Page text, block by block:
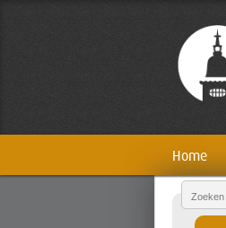
Home